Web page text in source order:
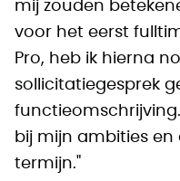
mij zouden
voor het eerst
Pro, heb ik hierna
sollicitatiegesprek
bij mijn ambities
termijn."